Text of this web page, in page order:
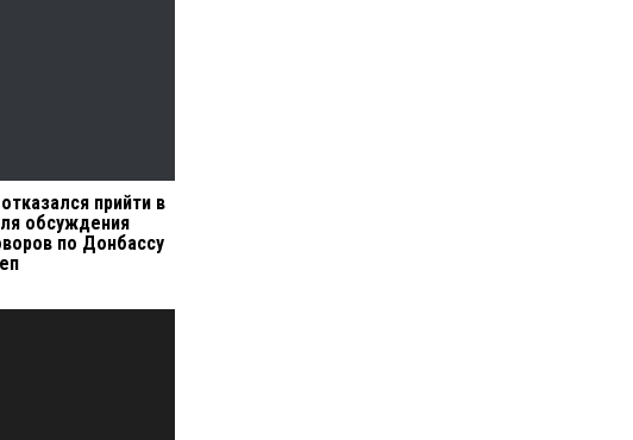
прийти в
обсуждения
по Донбассу